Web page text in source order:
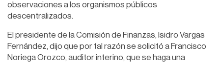
observaciones a los organismos públicos
descentralizados.
El presidente de la Comisión de Finanzas, Isidro Vargas
Fernández, dijo que por tal razón se solicitó a Francisco
Noriega Orozco, auditor interino, que se haga una